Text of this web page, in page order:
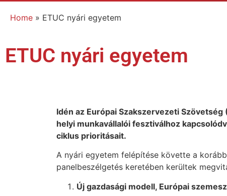
Home » ETUC nyári egyetem
ETUC nyári egyetem
Idén az Európai Szakszervezeti
helyi munkavállalói fesztiválhoz
ciklus prioritásait.
A nyári egyetem felépítése követte a
panelbeszélgetés keretében kerültek
Új gazdasági modell, Európai